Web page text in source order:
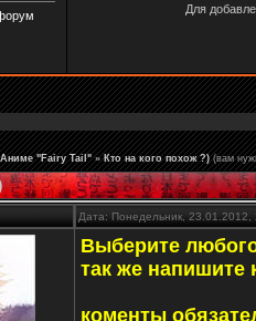
Для
Аниме "Fairy Tail" » Кто на кого похож ?) (вам
Дата: Понедельник,
Выберите
так же напишите
коменты